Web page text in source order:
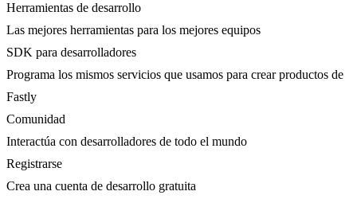
Herramientas de desarrollo
Las mejores herramientas para los mejores equipos
SDK para desarrolladores
Programa los mismos servicios que usamos para crear productos de
Fastly
Comunidad
Interactúa con desarrolladores de todo el mundo
Registrarse
Crea una cuenta de desarrollo gratuita